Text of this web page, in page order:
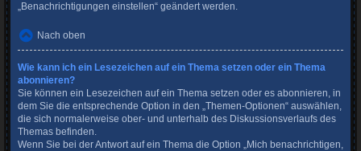
„Benachrichtigungen einstellen“ geändert werden.
Nach oben
Wie kann ich ein Lesezeichen auf ein Thema setzen oder ein Thema
abonnieren?
Sie können ein Lesezeichen auf ein Thema setzen oder es abonnieren, in
dem Sie die entsprechende Option in den „Themen-Optionen“ auswählen,
die sich normalerweise ober- und unterhalb des Diskussionsverlaufs des
Themas befinden.
Wenn Sie bei der Antwort auf ein Thema die Option „Mich benachrichtigen,